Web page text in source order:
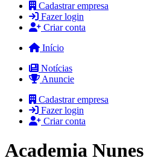
Cadastrar empresa
Fazer login
Criar conta
Início
Notícias
Anuncie
Cadastrar empresa
Fazer login
Criar conta
Academia Nunes